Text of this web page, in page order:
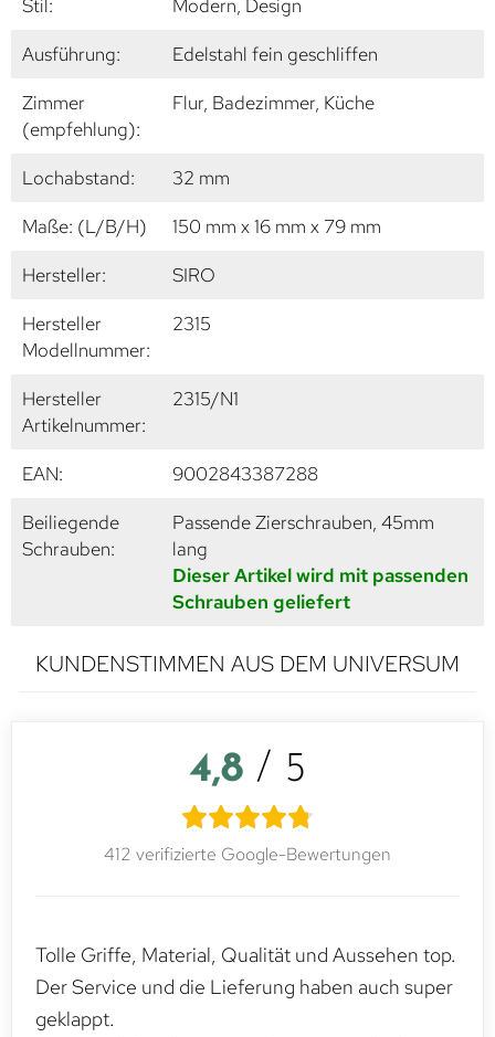
Stil:
Modern, Design
Ausführung:
Edelstahl fein geschliffen
Zimmer
(empfehlung):
Flur, Badezimmer, Küche
Lochabstand:
32 mm
Maße: (L/B/H)
150 mm x 16 mm x 79 mm
Hersteller:
SIRO
Hersteller
Modellnummer:
2315
Hersteller
Artikelnummer:
2315/N1
EAN:
9002843387288
Beiliegende
Schrauben:
Passende Zierschrauben, 45mm
lang
Dieser Artikel wird mit passenden
Schrauben geliefert
KUNDENSTIMMEN AUS DEM UNIVERSUM
4,8 / 5
412 verifizierte Google-Bewertungen
Tolle Griffe, Material, Qualität und Aussehen top.
Der Service und die Lieferung haben auch super
geklappt.